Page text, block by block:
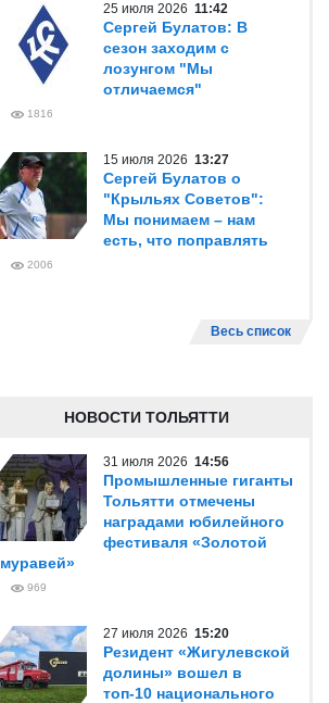
25 июля 2026 11:42
Сергей Булатов: В
сезон заходим с
лозунгом "Мы
отличаемся"
1816
15 июля 2026 13:27
Сергей Булатов о
"Крыльях Советов":
Мы понимаем – нам
есть, что поправлять
2006
Весь список
НОВОСТИ ТОЛЬЯТТИ
31 июля 2026 14:56
Промышленные гиганты
Тольятти отмечены
наградами юбилейного
фестиваля «Золотой
муравей»
969
27 июля 2026 15:20
Резидент «Жигулевской
долины» вошел в
топ-10 национального